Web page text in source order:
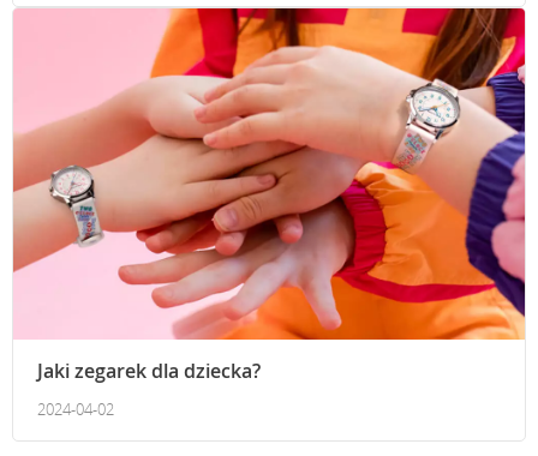
Jaki zegarek dla dziecka?
2024-04-02